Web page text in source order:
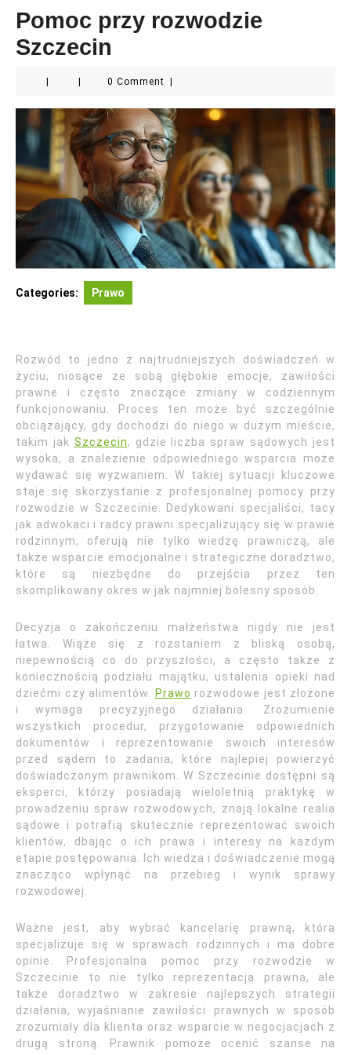
Pomoc przy rozwodzie
Szczecin
0 Comment
Categories: Prawo
Rozwód to jedno z najtrudniejszych doświadczeń w
życiu, niosące ze sobą głębokie emocje, zawiłości
prawne i często znaczące zmiany w codziennym
funkcjonowaniu. Proces ten może być szczególnie
obciążający, gdy dochodzi do niego w dużym mieście,
takim jak Szczecin, gdzie liczba spraw sądowych jest
wysoka, a znalezienie odpowiedniego wsparcia może
wydawać się wyzwaniem. W takiej sytuacji kluczowe
staje się skorzystanie z profesjonalnej pomocy przy
rozwodzie w Szczecinie. Dedykowani specjaliści, tacy
jak adwokaci i radcy prawni specjalizujący się w prawie
rodzinnym, oferują nie tylko wiedzę prawniczą, ale
także wsparcie emocjonalne i strategiczne doradztwo,
które są niezbędne do przejścia przez ten
skomplikowany okres w jak najmniej bolesny sposób.
Decyzja o zakończeniu małżeństwa nigdy nie jest
łatwa. Wiąże się z rozstaniem z bliską osobą,
niepewnością co do przyszłości, a często także z
koniecznością podziału majątku, ustalenia opieki nad
dziećmi czy alimentów.
Prawo rozwodowe jest złożone
i wymaga precyzyjnego działania. Zrozumienie
wszystkich procedur, przygotowanie odpowiednich
dokumentów i reprezentowanie swoich interesów
przed sądem to zadania, które najlepiej powierzyć
doświadczonym prawnikom. W Szczecinie dostępni są
eksperci, którzy posiadają wieloletnią praktykę w
prowadzeniu spraw rozwodowych, znają lokalne realia
sądowe i potrafią skutecznie reprezentować swoich
klientów, dbając o ich prawa i interesy na każdym
etapie postępowania. Ich wiedza i doświadczenie mogą
znacząco wpłynąć na przebieg i wynik sprawy
rozwodowej.
Ważne jest, aby wybrać kancelarię prawną, która
specjalizuje się w sprawach rodzinnych i ma dobre
opinie. Profesjonalna pomoc przy rozwodzie w
Szczecinie to nie tylko reprezentacja prawna, ale
także doradztwo w zakresie najlepszych strategii
działania, wyjaśnianie zawiłości prawnych w sposób
zrozumiały dla klienta oraz wsparcie w negocjacjach z
drugą stroną. Prawnik pomoże ocenić szanse na